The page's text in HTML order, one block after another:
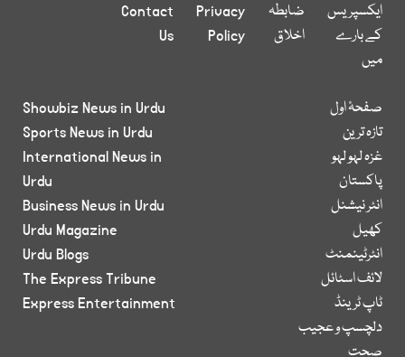
ایکسپریس
کے بارے
میں
ضابطہ
اخلاق
Privacy
Policy
Contact
Us
صفحۂ اول
تازہ ترین
غزہ لہو لہو
پاکستان
انٹر نیشنل
کھیل
انٹرٹینمنٹ
لائف اسٹائل
ٹاپ ٹرینڈ
دلچسپ و عجیب
صحت
Showbiz News in Urdu
Sports News in Urdu
International News in
Urdu
Business News in Urdu
Urdu Magazine
Urdu Blogs
The Express Tribune
Express Entertainment